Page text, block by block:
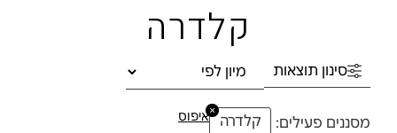
קלדרה
סינון תוצאות
מסננים פעילים: קלדרה
×איפוס